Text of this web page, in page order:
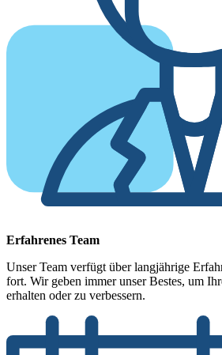
Erfahrenes Team
Unser Team verfügt über langjährige
fort. Wir geben immer unser Bestes, um
erhalten oder zu verbessern.